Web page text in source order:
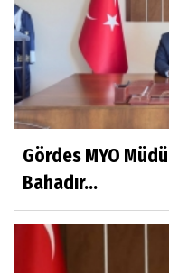
Adı Sanı
Eylül
Gezerken
Rastlamak
Gördes MYO
Bahadır...